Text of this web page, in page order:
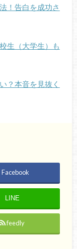
！告白を成功さ
生（大学生）も
？本音を見抜く
Facebook
LINE
feedly